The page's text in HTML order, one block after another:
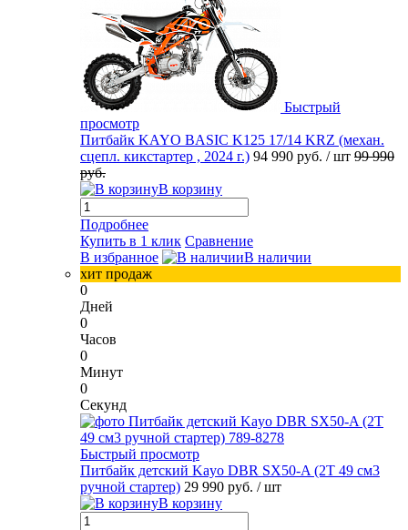
Быстрый
просмотр
Питбайк KAYO BASIC K125 17/14 KRZ (механ.
сцепл. кикстартер , 2024 г.) 94 990 руб. / шт 99 990
руб.
В корзину
Подробнее
Купить в 1 клик Сравнение
В избранное
В наличии
хит продаж
0
Дней
0
Часов
0
Минут
0
Секунд
Быстрый просмотр
Питбайк детский Kayo DBR SX50-A (2T 49 см3
ручной стартер) 29 990 руб. / шт
В корзину